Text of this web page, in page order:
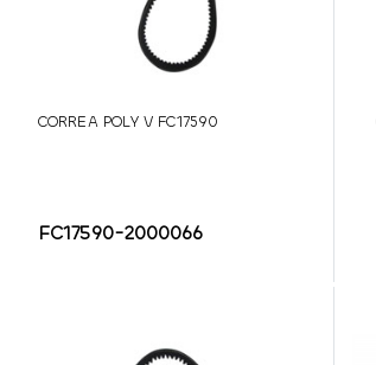
CORREA POLY V FC17590
FC17590-2000066